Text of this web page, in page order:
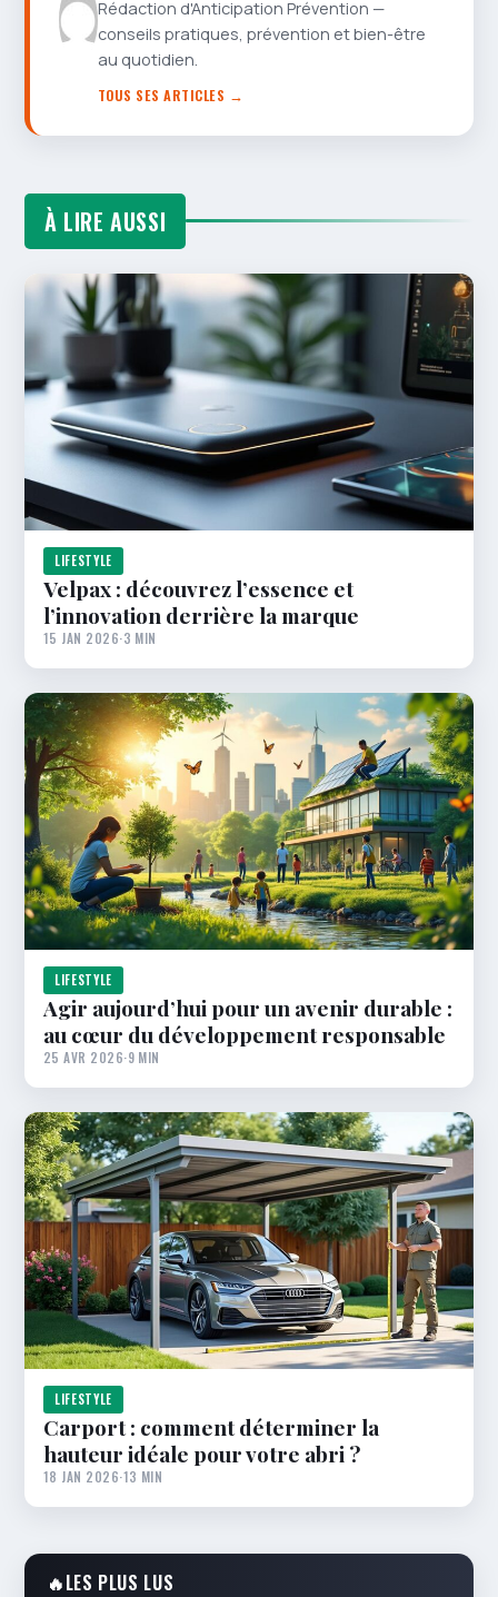
Rédaction d'Anticipation Prévention —
conseils pratiques, prévention et bien-être
au quotidien.
TOUS SES ARTICLES →
À LIRE AUSSI
LIFESTYLE
Velpax : découvrez l’essence et
l’innovation derrière la marque
15 JAN 2026·3 MIN
LIFESTYLE
Agir aujourd’hui pour un avenir durable :
au cœur du développement responsable
25 AVR 2026·9 MIN
LIFESTYLE
Carport : comment déterminer la
hauteur idéale pour votre abri ?
18 JAN 2026·13 MIN
🔥LES PLUS LUS